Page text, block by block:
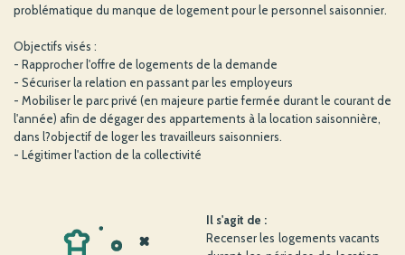
problématique du manque de logement pour le personnel saisonnier.
Objectifs visés :
- Rapprocher l'offre de logements de la demande
- Sécuriser la relation en passant par les employeurs
- Mobiliser le parc privé (en majeure partie fermée durant le courant de
l'année) afin de dégager des appartements à la location saisonnière,
dans l?objectif de loger les travailleurs saisonniers.
- Légitimer l'action de la collectivité
Il s'agit de :
Recenser les logements vacants